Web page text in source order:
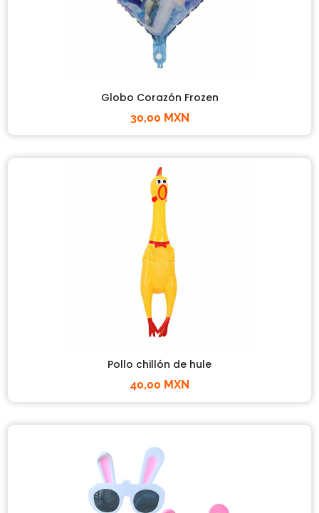
Globo Corazón Frozen
30,00 MXN
Pollo chillón de hule
40,00 MXN